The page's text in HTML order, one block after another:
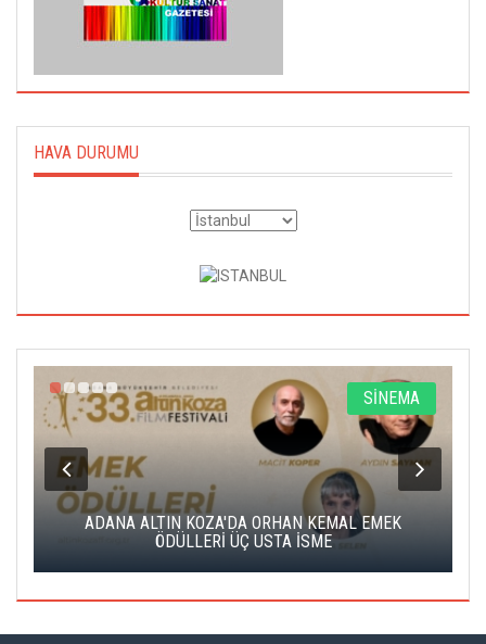
HAVA DURUMU
SİNEMA
ADANA ALTIN KOZA'DA ORHAN KEMAL EMEK
ÖDÜLLERİ ÜÇ USTA İSME